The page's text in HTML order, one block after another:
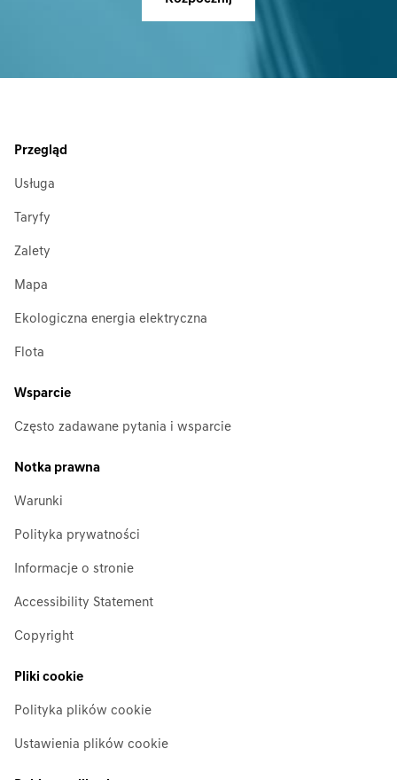
Przegląd
Usługa
Taryfy
Zalety
Mapa
Ekologiczna energia elektryczna
Flota
Wsparcie
Często zadawane pytania i wsparcie
Notka prawna
Warunki
Polityka prywatności
Informacje o stronie
Accessibility Statement
Copyright
Pliki cookie
Polityka plików cookie
Ustawienia plików cookie